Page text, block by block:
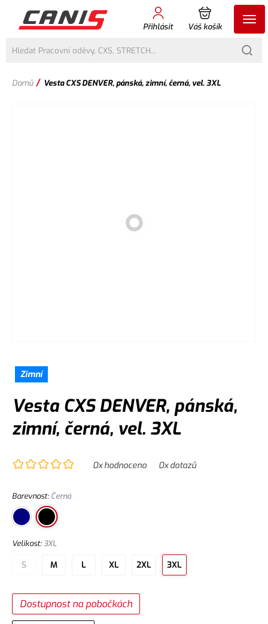
Přihlásit Váš košík
Domů / Vesta CXS DENVER, pánská, zimní, černá, vel. 3XL
Zimní
Vesta CXS DENVER, pánská,
zimní, černá, vel. 3XL
0x hodnoceno 0x dotazů
Barevnost: Černá
Velikost:3XL
S M L XL 2XL 3XL
Dostupnost na pobočkách